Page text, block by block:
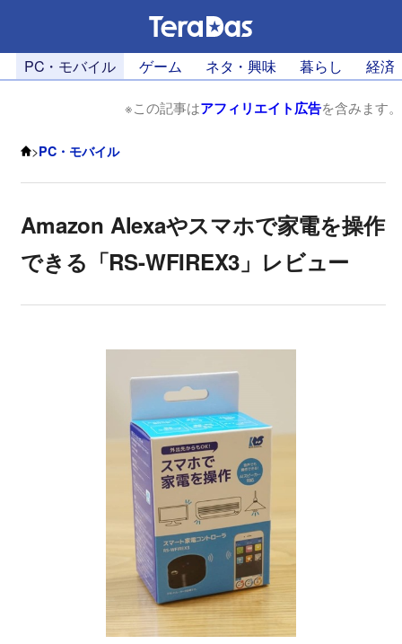
PC・モバイル ゲーム ネタ・興味 暮らし 経済
※この記事はアフィリエイト広告を含みます。
>PC・モバイル
Amazon Alexaやスマホで家電を操作
できる「RS-WFIREX3」レビュー